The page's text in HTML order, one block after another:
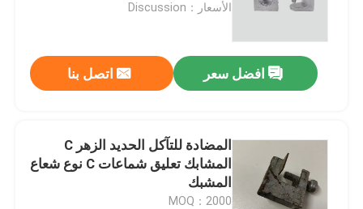
الأسعار：Discussion
افضل سعر اتصل بنا
المضادة للتآكل الحديد الزهر C
المشابك تعليق شماعات C نوع شعاع
المشبك
MOQ：2000